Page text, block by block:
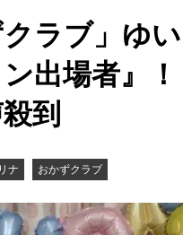
クラブ」ゆ
ン出場者』
到
ナ おかずクラブ